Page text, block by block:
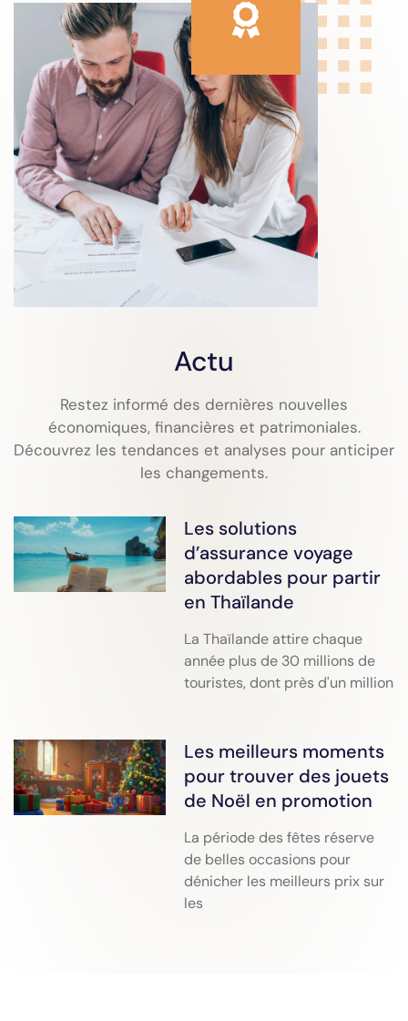
Actu
Restez informé des dernières nouvelles
économiques, financières et patrimoniales.
Découvrez les tendances et analyses pour anticiper
les changements.
Les solutions
d’assurance voyage
abordables pour partir
en Thaïlande
La Thaïlande attire chaque
année plus de 30 millions de
touristes, dont près d'un million
Les meilleurs moments
pour trouver des jouets
de Noël en promotion
La période des fêtes réserve
de belles occasions pour
dénicher les meilleurs prix sur
les